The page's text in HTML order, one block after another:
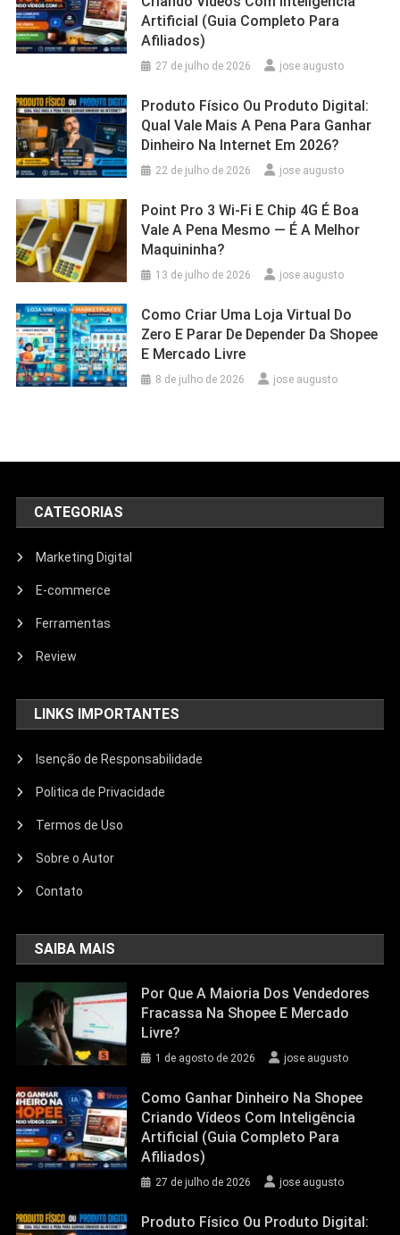
Artificial (Guia Completo Para
Afiliados)
27 de julho de 2026 jose augusto
Produto Físico Ou Produto Digital:
Qual Vale Mais A Pena Para Ganhar
Dinheiro Na Internet Em 2026?
22 de julho de 2026 jose augusto
Point Pro 3 Wi‑Fi E Chip 4G É Boa
Vale A Pena Mesmo — É A Melhor
Maquininha?
13 de julho de 2026 jose augusto
Como Criar Uma Loja Virtual Do
Zero E Parar De Depender Da Shopee
E Mercado Livre
8 de julho de 2026 jose augusto
CATEGORIAS
Marketing Digital
E-commerce
Ferramentas
Review
LINKS IMPORTANTES
Isenção de Responsabilidade
Politica de Privacidade
Termos de Uso
Sobre o Autor
Contato
SAIBA MAIS
Por Que A Maioria Dos Vendedores
Fracassa Na Shopee E Mercado
Livre?
1 de agosto de 2026 jose augusto
Como Ganhar Dinheiro Na Shopee
Criando Vídeos Com Inteligência
Artificial (Guia Completo Para
Afiliados)
27 de julho de 2026 jose augusto
Produto Físico Ou Produto Digital: